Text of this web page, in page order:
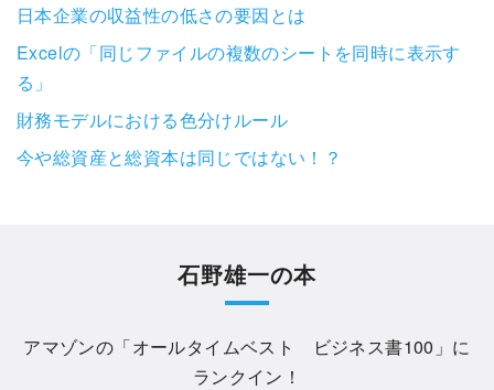
日本企業の収益性の低さの要因とは
Excelの「同じファイルの複数のシートを同時に表示す
る」
財務モデルにおける色分けルール
今や総資産と総資本は同じではない！？
石野雄一の本
アマゾンの「オールタイムベスト ビジネス書100 」に
ランクイン！